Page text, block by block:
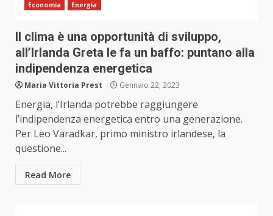
Economia Energia
Il clima è una opportunità di sviluppo,
all’Irlanda Greta le fa un baffo: puntano alla
indipendenza energetica
Maria Vittoria Prest Gennaio 22, 2023
Energia, l’Irlanda potrebbe raggiungere
l’indipendenza energetica entro una generazione.
Per Leo Varadkar, primo ministro irlandese, la
questione...
Read More